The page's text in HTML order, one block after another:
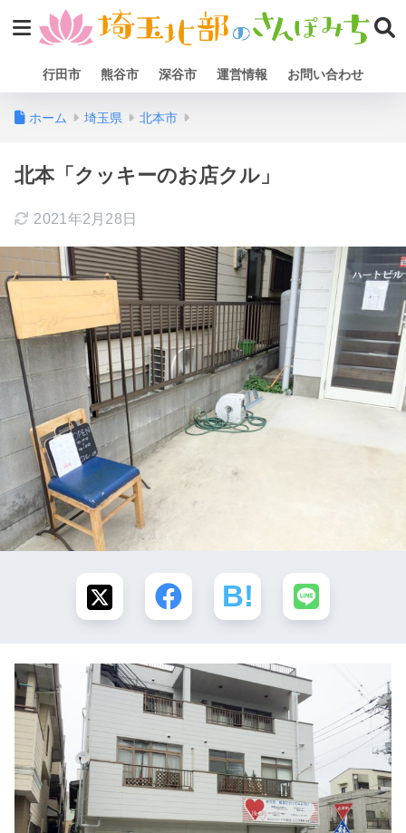
行田市 熊谷市 深谷市 運営情報 お問い合わせ
ホーム 埼玉県 北本市
北本「クッキーのお店クル」
2021年2月28日